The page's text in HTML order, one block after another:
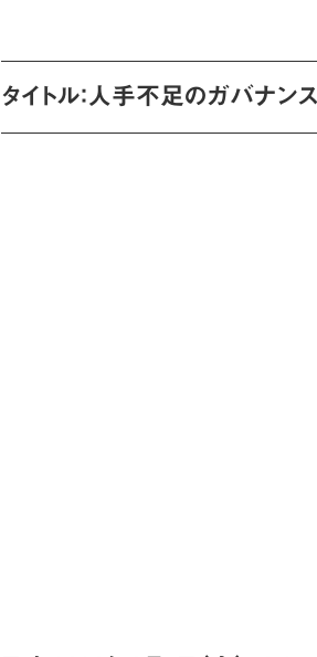
タイトル：人手不足のガバナ